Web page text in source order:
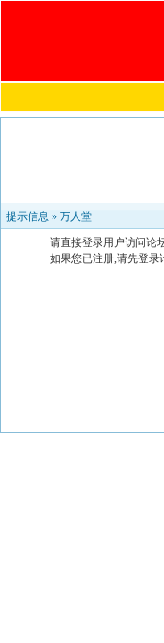
提示信息 » 万人堂
请直接登录用户访问论
如果您已注册,请先登录